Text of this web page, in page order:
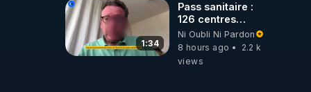
1:34
Pass sanitaire :
126 centres
commerciaux
concernés par
l'obligation dans
Ni Oubli Ni Pardon
8 hours ago
2.2 k
views